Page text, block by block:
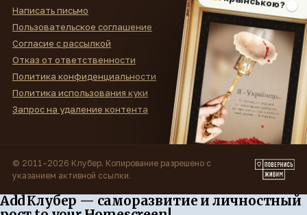
Написать письмо
Пользовательское соглашение
Согласие с рассылкой
Отказ от ответственности
Политика конфиденциальности
Политика использования куки
Запрос на удаление контента
© 2011–2026 Клубер. Копирование разрешено с
указанием активной ссылки.
Add Клубер — саморазвитие и личностный